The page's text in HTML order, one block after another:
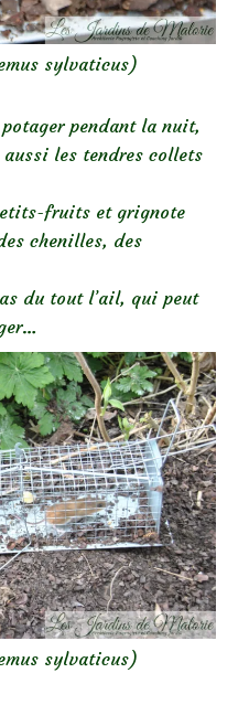
sylvaticus)
pendant la nuit,
les tendres collets
fruits et grignote
chenilles, des
du tout l’ail, qui peut
sylvaticus)